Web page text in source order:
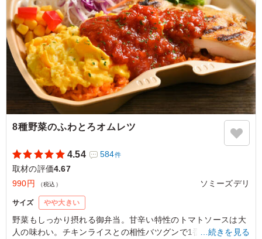
5.0 TBSテレビ
定番のチキンは大人気でした。 お肉は柔らかくて食べや
すかったです。 ルーはスパイスが効いていてとってもお
いしかったです。 ジャガイモも入ってボリューム満点で
満足できるお弁当でした。
ご利用シーン：ロケ・撮影›取材
東京都港区赤坂2023/07/19
8種野菜のふわとろオムレツ
4.54 584件
取材の評価4.67
990円
（税込） ソミーズデリ
サイズ やや大きい
野菜もしっかり摂れる御弁当。甘辛い特性のトマトソースは大
人の味わい。チキンライスとの相性バツグンで1番人気のお弁
…続きを見る